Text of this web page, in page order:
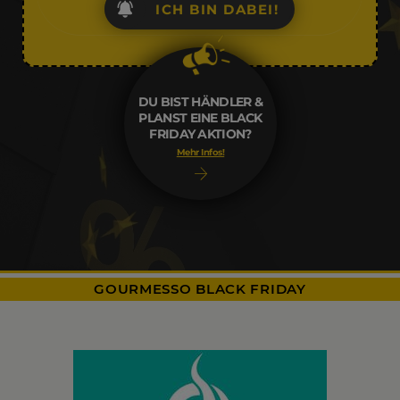
DU BIST HÄNDLER &
PLANST EINE BLACK
FRIDAY AKTION?
Mehr Infos!
ICH BIN DABEI!
GOURMESSO BLACK FRIDAY